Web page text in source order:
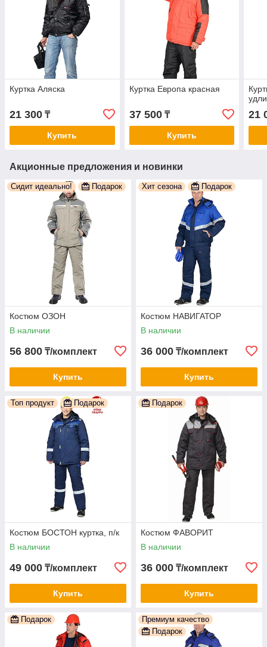
Куртка Аляска
21 300 ₸
Купить
Куртка Европа красная
37 500₸
Купить
21
Акционные предложения и новинки
Сидит идеально! Подарок
Костюм ОЗОН
В наличии
56 800 ₸/комплект
Купить
Хит сезона Подарок
Костюм НАВИГАТОР
В наличии
36 000 ₸/комплект
Купить
Топ продукт Подарок
Костюм БОСТОН куртка, п/к
В наличии
49 000 ₸/комплект
Купить
Подарок
Костюм ФАВОРИТ
В наличии
36 000 ₸/комплект
Купить
Подарок
Премиум качество
Подарок